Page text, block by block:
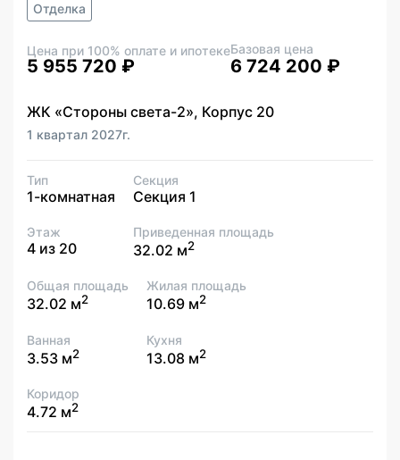
Отделка
Цена при 100% оплате и ипотеке
5 955 720 ₽
Базовая цена
6 724 200 ₽
ЖК «Стороны света-2», Корпус 20
1 квартал 2027г.
Тип
1-комнатная
Секция
Секция 1
Этаж
4 из 20
Приведенная площадь
32.02 м2
Общая площадь
32.02 м2
Жилая площадь
10.69 м2
Ванная
3.53 м2
Кухня
13.08 м2
Коридор
4.72 м2